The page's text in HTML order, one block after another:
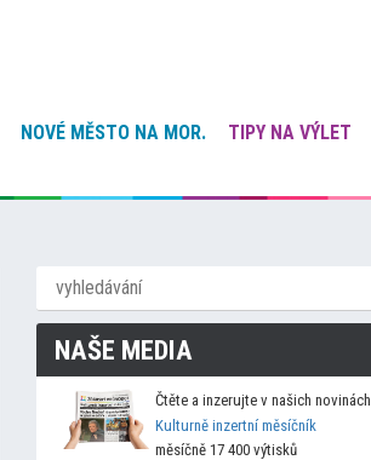
NOVÉ MĚSTO NA MOR.
TIPY NA VÝLET
NAŠE MEDIA
Čtěte a inzerujte v našich novinách
Kulturně inzertní měsíčník
měsíčně 17 400 výtisků